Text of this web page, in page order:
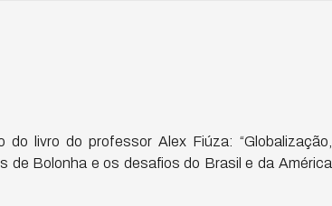
livro do professor Alex Fiúza: “Globalização,
de Bolonha e os desafios do Brasil e da América